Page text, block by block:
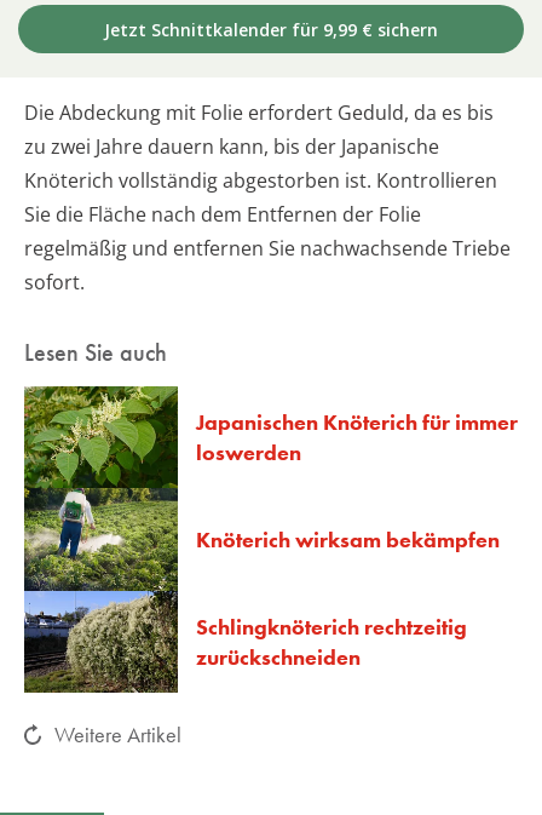
Jetzt Schnittkalender für 9,99 € sichern
Die Abdeckung mit Folie erfordert Geduld, da es bis
zu zwei Jahre dauern kann, bis der Japanische
Knöterich vollständig abgestorben ist. Kontrollieren
Sie die Fläche nach dem Entfernen der Folie
regelmäßig und entfernen Sie nachwachsende Triebe
sofort.
Lesen Sie auch
Japanischen Knöterich für immer
loswerden
Knöterich wirksam bekämpfen
Schlingknöterich rechtzeitig
zurückschneiden
Weitere Artikel